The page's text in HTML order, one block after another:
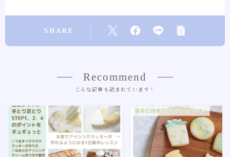
SHARE
Recommend
こんな記事も読まれています！